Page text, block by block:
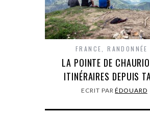
FRANCE ,RANDONNÉE
LA POINTE DE
ITINÉRAIRES DEPUIS
ECRIT PARÉDOUARD